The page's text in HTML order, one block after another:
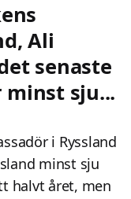
Ali
senaste
sju...
i Ryssland
minst sju
halvt året, men